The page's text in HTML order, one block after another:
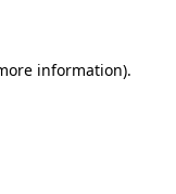
information).